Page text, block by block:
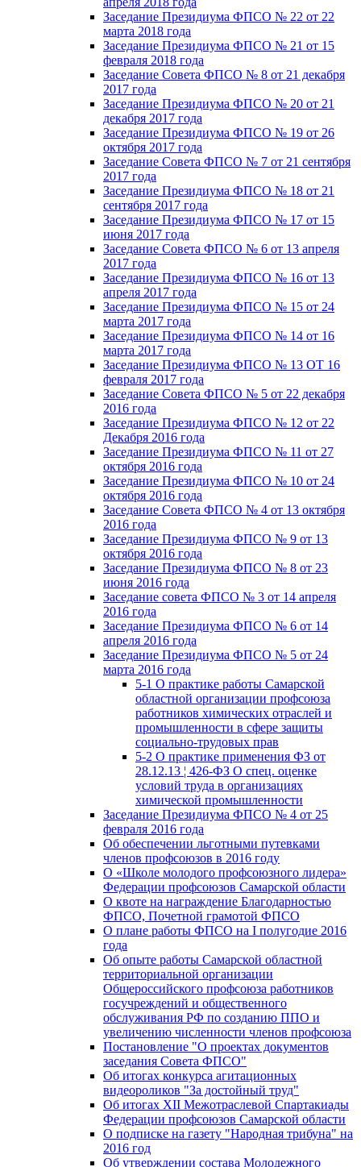
Заседание Президиума ФПСО № 22 от 22
марта 2018 года
Заседание Президиума ФПСО № 21 от 15
февраля 2018 года
Заседание Совета ФПСО № 8 от 21 декабря
2017 года
Заседание Президиума ФПСО № 20 от 21
декабря 2017 года
Заседание Президиума ФПСО № 19 от 26
октября 2017 года
Заседание Совета ФПСО № 7 от 21 сентября
2017 года
Заседание Президиума ФПСО № 18 от 21
сентября 2017 года
Заседание Президиума ФПСО № 17 от 15
июня 2017 года
Заседание Совета ФПСО № 6 от 13 апреля
2017 года
Заседание Президиума ФПСО № 16 от 13
апреля 2017 года
Заседание Президиума ФПСО № 15 от 24
марта 2017 года
Заседание Президиума ФПСО № 14 от 16
марта 2017 года
Заседание Президиума ФПСО № 13 ОТ 16
февраля 2017 года
Заседание Совета ФПСО № 5 от 22 декабря
2016 года
Заседание Президиума ФПСО № 12 от 22
Декабря 2016 года
Заседание Президиума ФПСО № 11 от 27
октября 2016 года
Заседание Президиума ФПСО № 10 от 24
октября 2016 года
Заседание Совета ФПСО № 4 от 13 октября
2016 года
Заседание Президиума ФПСО № 9 от 13
октября 2016 года
Заседание Президиума ФПСО № 8 от 23
июня 2016 года
Заседание совета ФПСО № 3 от 14 апреля
2016 года
Заседание Президиума ФПСО № 6 от 14
апреля 2016 года
Заседание Президиума ФПСО № 5 от 24
марта 2016 года
5-1 О практике работы Самарской
областной организации профсоюза
работников химических отраслей и
промышленности в сфере защиты
социально-трудовых прав
5-2 О практике применения ФЗ от
28.12.13 ¦ 426-ФЗ О спец. оценке
условий труда в организациях
химической промышленности
Заседание Президиума ФПСО № 4 от 25
февраля 2016 года
Об обеспечении льготными путевками
членов профсоюзов в 2016 году
О «Школе молодого профсоюзного лидера»
Федерации профсоюзов Самарской области
О квоте на награждение Благодарностью
ФПСО, Почетной грамотой ФПСО
О плане работы ФПСО на I полугодие 2016
года
Об опыте работы Самарской областной
территориальной организации
Общероссийского профсоюза работников
госучреждений и общественного
обслуживания РФ по созданию ППО и
увеличению численности членов профсоюза
Постановление "О проектах документов
заседания Совета ФПСО"
Об итогах конкурса агитационных
видеороликов "За достойный труд"
Об итогах XII Межотраслевой Спартакиады
Федерации профсоюзов Самарской области
О подписке на газету "Народная трибуна" на
2016 год
Об утверждении состава Молодежного